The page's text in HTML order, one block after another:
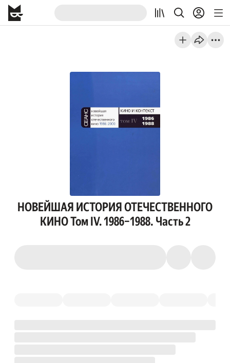
НОВЕЙШАЯ ИСТОРИЯ ОТЕЧЕСТВЕННОГО
КИНО Том IV. 1986–1988. Часть 2